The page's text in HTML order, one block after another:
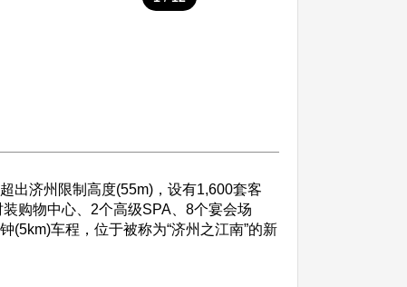
出济州限制高度(55m)，设有1,600套客
购物中心、2个高级SPA、8个宴会场
车程，位于被称为“济州之江南”的新